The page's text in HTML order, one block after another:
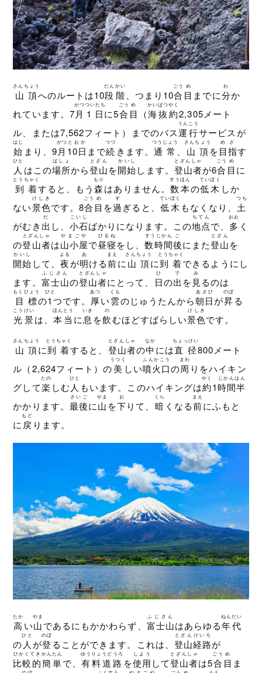
山頂
さんちょう
へのルートは10段階
だんかい
、つまり10合
ごう
目
め
までに分
わ
か
れています。7月
がつ
1日
ついたち
に5合
ごう
目
め
（海抜
かいばつ
約
やく
2,305メート
ル、または7,562フィート）までのバス運行
うんこう
サービスが
始
はじ
まり、9月
がつ
10日
とおか
まで続
つづ
きます。 通常
つうじょう
、 山頂
さんちょう
を目指
めざ
す
人
ひと
はこの場所
ばしょ
から登山
とざん
を開始
かいし
します。 登山者
とざんしゃ
が6合
ごう
目
め
に
到着
とうちゃく
すると、もう森
もり
はありません。 数本
すうほん
の低木
ていぼく
しか
ない景色
けしき
です。8合
ごう
目
め
を過
す
ぎると、 低木
ていぼく
もなくなり、土
つち
がむき 出
だ
し、 小石
こいし
ばかりになります。この地点
ちてん
で、 多
おお
く
の登山者
とざんしゃ
は山小屋
やまごや
で昼寝
ひるね
をし、数時間
すうじかん
後
ご
にまた登山
とざん
を
開始
かいし
して、 夜
よる
が明
あ
ける前
まえ
に山頂
さんちょう
に到着
とうちゃく
できるようにし
ます。 富士山
ふじさん
の登山者
とざんしゃ
にとって、 日
ひ
の出
で
を 見
み
るのは
目標
もくひょう
の1
ひと
つです。 厚
あつ
い雲
くも
のじゅうたんから朝日
あさひ
が昇
のぼ
る
光景
こうけい
は、 本当
ほんとう
に息
いき
を飲
の
むほどすばらしい景色
けしき
です。
山頂
さんちょう
に到着
とうちゃく
すると、 登山者
とざんしゃ
の中
なか
には直径
ちょっけい
800メート
ル（2,624フィート）の美
うつく
しい噴火口
ふんかこう
の周
まわ
りをハイキン
グして楽
たの
しむ人
ひと
もいます。このハイキングは約
やく
1時間半
じかんはん
かかります。 最後
さいご
に山
やま
を下
お
りて、 暗
くら
くなる前
まえ
にふもと
に戻
もど
ります。
高
たか
い山
やま
であるにもかかわらず、 富士山
ふじさん
はあらゆる年代
ねんだい
の 人
ひと
が登
のぼ
ることができます。これは、 登山
とざん
経路
けいろ
が
比較的
ひかくてき
簡単
かんたん
で、有料道路
ゆうりょうどうろ
を使用
しよう
して登山者
とざんしゃ
は5合
ごう
目
め
ま